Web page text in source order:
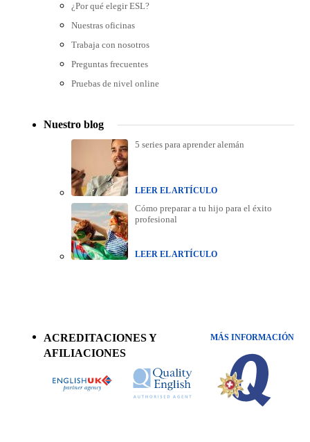
¿Por qué elegir ESL?
Nuestras oficinas
Trabaja con nosotros
Preguntas frecuentes
Pruebas de nivel online
Nuestro blog
5 series para aprender alemán
LEER EL ARTÍCULO
Cómo preparar a tu hijo para el éxito
profesional
LEER EL ARTÍCULO
ACREDITACIONES Y
AFILIACIONES
MÁS INFORMACIÓN